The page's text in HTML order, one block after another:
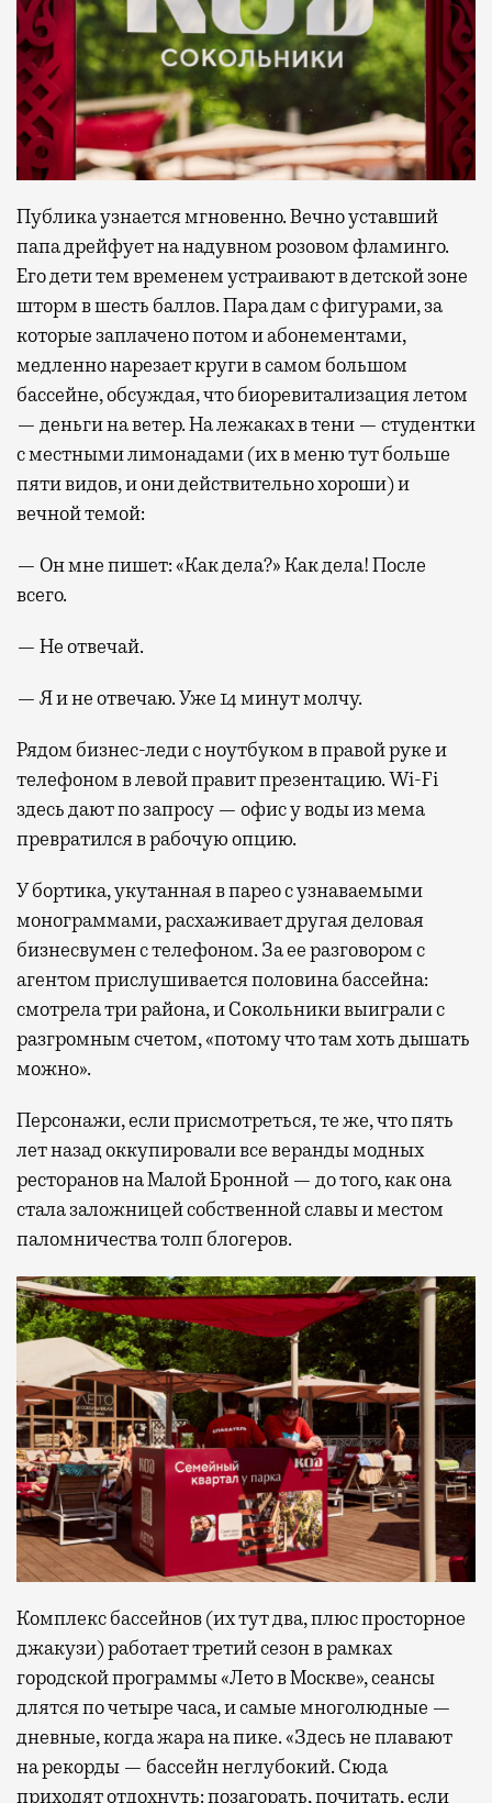
Публика узнается мгновенно. Вечно уставший
папа дрейфует на надувном розовом фламинго.
Его дети тем временем устраивают в детской зоне
шторм в шесть баллов. Пара дам с фигурами, за
которые заплачено потом и абонементами,
медленно нарезает круги в самом большом
бассейне, обсуждая, что биоревитализация летом
— деньги на ветер. На лежаках в тени — студентки
с местными лимонадами (их в меню тут больше
пяти видов, и они действительно хороши) и
вечной темой:
— Он мне пишет: «Как дела?» Как дела! После
всего.
— Не отвечай.
— Я и не отвечаю. Уже 14 минут молчу.
Рядом бизнес-леди с ноутбуком в правой руке и
телефоном в левой правит презентацию. Wi-Fi
здесь дают по запросу — офис у воды из мема
превратился в рабочую опцию.
У бортика, укутанная в парео с узнаваемыми
монограммами, расхаживает другая деловая
бизнесвумен с телефоном. За ее разговором с
агентом прислушивается половина бассейна:
смотрела три района, и Сокольники выиграли с
разгромным счетом, «потому что там хоть дышать
можно».
Персонажи, если присмотреться, те же, что пять
лет назад оккупировали все веранды модных
ресторанов на Малой Бронной — до того, как она
стала заложницей собственной славы и местом
паломничества толп блогеров.
Комплекс бассейнов (их тут два, плюс просторное
джакузи) работает третий сезон в рамках
городской программы «Лето в Москве», сеансы
длятся по четыре часа, и самые многолюдные —
дневные, когда жара на пике. «Здесь не плавают
на рекорды — бассейн неглубокий. Сюда
приходят отдохнуть: позагорать, почитать, если